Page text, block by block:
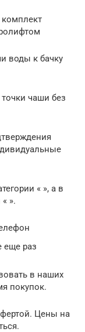
комплект
воды к бачку
чаши без
« », а в
».
еще раз
в наших
покупок.
Цены на